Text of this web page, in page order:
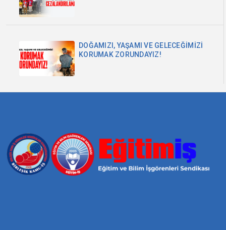
DOĞAMIZI, YAŞAMI VE GELECEĞİMİZİ
KORUMAK ZORUNDAYIZ!